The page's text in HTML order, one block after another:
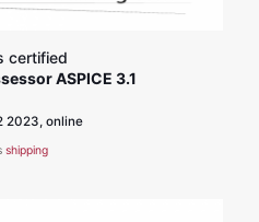
certified
ASPICE 3.1
2023, online
shipping